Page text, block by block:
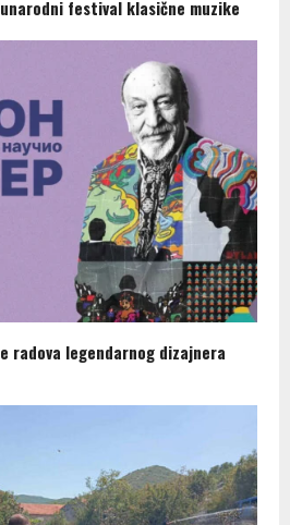
festival klasične muzike
radova legendarnog dizajnera